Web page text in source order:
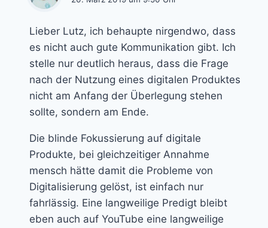
Lieber Lutz, ich behaupte nirgendwo, dass
es nicht auch gute Kommunikation gibt. Ich
stelle nur deutlich heraus, dass die Frage
nach der Nutzung eines digitalen Produktes
nicht am Anfang der Überlegung stehen
sollte, sondern am Ende.
Die blinde Fokussierung auf digitale
Produkte, bei gleichzeitiger Annahme
mensch hätte damit die Probleme von
Digitalisierung gelöst, ist einfach nur
fahrlässig. Eine langweilige Predigt bleibt
eben auch auf YouTube eine langweilige